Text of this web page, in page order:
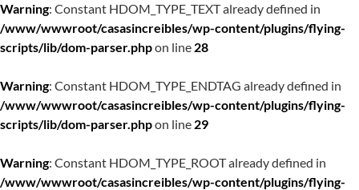
Warning: Constant HDOM_TYPE_TEXT already defined in
/www/wwwroot/casasincreibles/wp-content/plugins/flying-
scripts/lib/dom-parser.phpon line 28
Warning: Constant HDOM_TYPE_ENDTAG already defined in
/www/wwwroot/casasincreibles/wp-content/plugins/flying-
scripts/lib/dom-parser.phpon line 29
Warning: Constant HDOM_TYPE_ROOT already defined in
/www/wwwroot/casasincreibles/wp-content/plugins/flying-